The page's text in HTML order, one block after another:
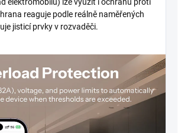
reaguje podle reálně naměřených
jisticí prvky v rozvaděči.